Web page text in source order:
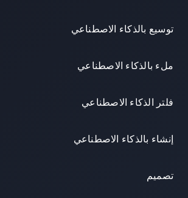
توسيع بالذكاء الاصطناعي
ملء بالذكاء الاصطناعي
فلتر الذكاء الاصطناعي
إنشاء بالذكاء الاصطناعي
تصميم